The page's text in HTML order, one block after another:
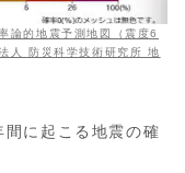
論的地震予測地図（震度6
人 防災科学技術研究所 地
に起こる地震の確